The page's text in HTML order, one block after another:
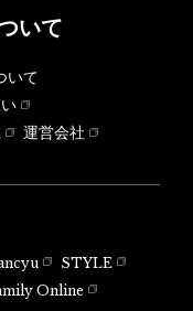
いて
いて
運営会社
STYLE
Online